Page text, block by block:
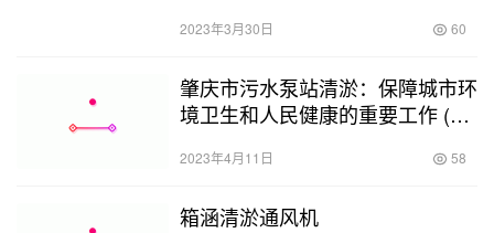
2023年3月30日 60
肇庆市污水泵站清淤：保障城市环
境卫生和人民健康的重要工作 (肇
2023年4月11日 58
箱涵清淤通风机